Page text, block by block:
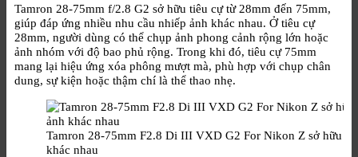
Tamron 28-75mm f/2.8 G2 sở hữu tiêu cự từ 28mm đến 75mm,
giúp đáp ứng nhiều nhu cầu nhiếp ảnh khác nhau. Ở tiêu cự
28mm, người dùng có thể chụp ảnh phong cảnh rộng lớn hoặc
ảnh nhóm với độ bao phủ rộng. Trong khi đó, tiêu cự 75mm
mang lại hiệu ứng xóa phông mượt mà, phù hợp với chụp chân
dung, sự kiện hoặc thậm chí là thể thao nhẹ.
Tamron 28-75mm F2.8 Di III VXD G2 For Nikon Z sở hữu
khác nhau